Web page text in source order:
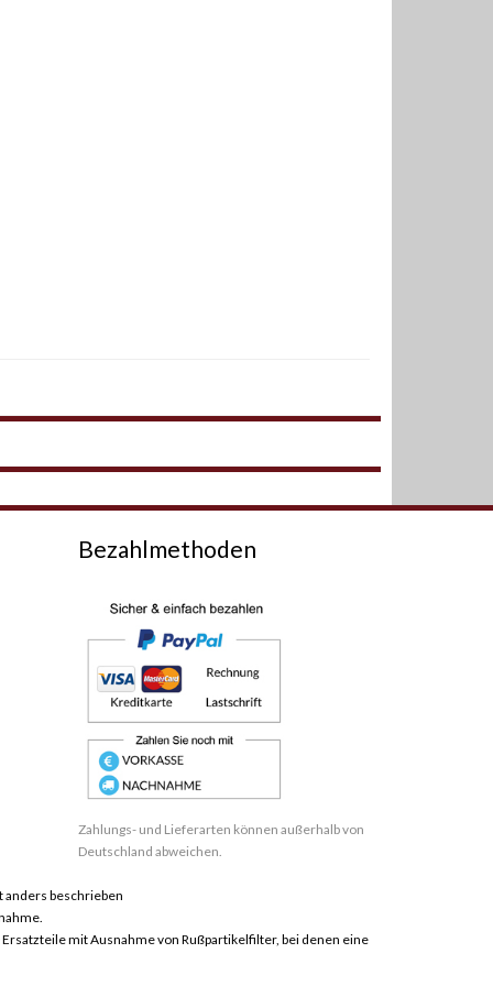
Bezahlmethoden
Zahlungs- und Lieferarten können außerhalb von
Deutschland abweichen.
anders beschrieben
mit Ausnahme von Rußpartikelfilter, bei denen eine